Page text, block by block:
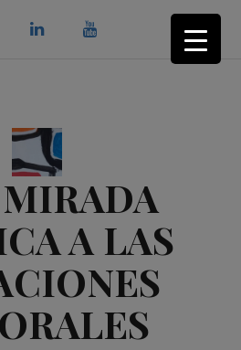
A LAS